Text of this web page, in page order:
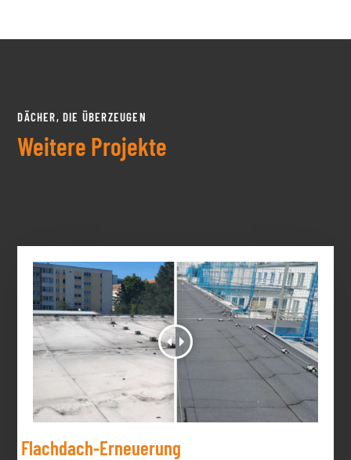
DÄCHER, DIE ÜBERZEUGEN
Weitere Projekte
Flachdach-Erneuerung